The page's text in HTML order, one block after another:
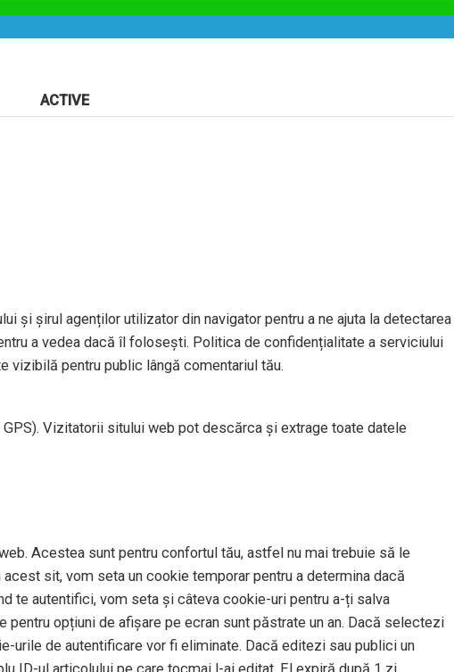
ACTIVE
și șirul agenților utilizator din navigator pentru a ne ajuta la detectarea
a vedea dacă îl folosești. Politica de confidențialitate a serviciului
vizibilă pentru public lângă comentariul tău.
Vizitatorii sitului web pot descărca și extrage toate datele
Acestea sunt pentru confortul tău, astfel nu mai trebuie să le
sit, vom seta un cookie temporar pentru a determina dacă
te autentifici, vom seta și câteva cookie-uri pentru a-ți salva
opțiuni de afișare pe ecran sunt păstrate un an. Dacă selectezi
urile de autentificare vor fi eliminate. Dacă editezi sau publici un